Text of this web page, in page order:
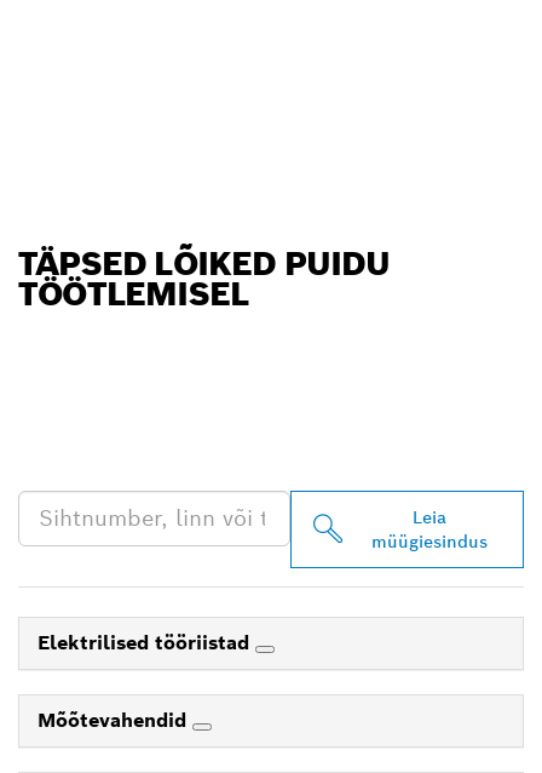
TÄPSED LÕIKED PUIDU
TÖÖTLEMISEL
Leia
müügiesindus
Elektrilised tööriistad
Mõõtevahendid